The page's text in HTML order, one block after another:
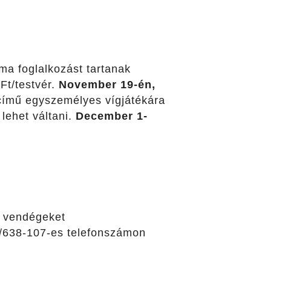
foglalkozást tartanak
testvér. November 19-én,
egyszemélyes vígjátékára
váltani. December 1-
107-es telefonszámon